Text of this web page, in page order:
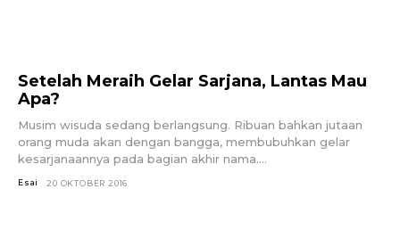
Setelah Meraih Gelar Sarjana, Lantas Mau
Apa?
Musim wisuda sedang berlangsung. Ribuan bahkan jutaan
orang muda akan dengan bangga, membubuhkan gelar
kesarjanaannya pada bagian akhir nama....
Esai 20 OKTOBER 2016